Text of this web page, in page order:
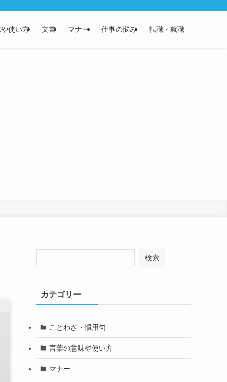
使い方 文書 マナー 仕事の悩み 転職・就職
検索
カテゴリー
ことわざ・慣用句
言葉の意味や使い方
マナー